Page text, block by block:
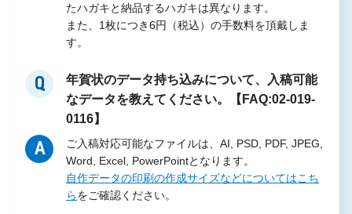
たハガキと納品するハガキは異なります。
また、1枚につき6円（税込）の手数料を頂戴しま
す。
Q
年賀状のデータ持ち込みについて、入稿可能
なデータを教えてください。【FAQ:02-019-
0116】
A
ご入稿対応可能なファイルは、AI, PSD, PDF, JPEG,
Word, Excel, PowerPointとなります。
自作データの印刷の作成サイズなどについてはこち
らをご確認ください。